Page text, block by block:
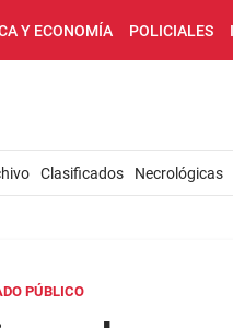
Y ECONOMÍA POLICIALES
Clasificados Necrológicas
PÚBLICO